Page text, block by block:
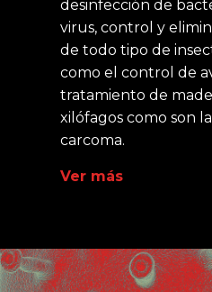
desinfección de
virus, control y
de todo tipo de
como el control de
tratamiento de
xilófagos como son
carcoma.
Ver más